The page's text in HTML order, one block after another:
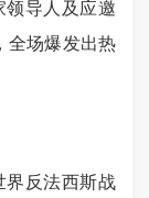
导人及应邀
全场爆发出热
反法西斯战